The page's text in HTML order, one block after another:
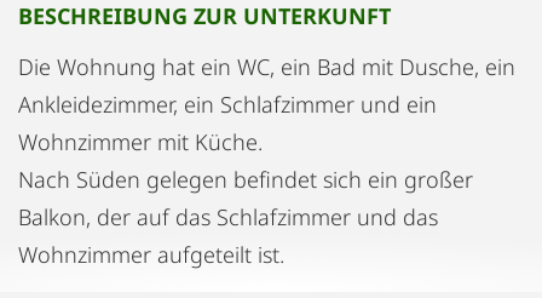
BESCHREIBUNG ZUR UNTERKUNFT
Die Wohnung hat ein WC, ein Bad mit Dusche, ein
Ankleidezimmer, ein Schlafzimmer und ein
Wohnzimmer mit Küche.
Nach Süden gelegen befindet sich ein großer
Balkon, der auf das Schlafzimmer und das
Wohnzimmer aufgeteilt ist.